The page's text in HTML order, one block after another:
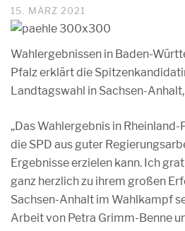
15. MÄRZ 2021
Wahlergebnissen in Baden-
Pfalz erklärt die
Landtagswahl in Sachsen-
„Das Wahlergebnis in
die SPD aus guter
Ergebnisse erzielen kann. Ich
ganz herzlich zu ihrem großen
Sachsen-Anhalt im Wahlkampf
Arbeit von Petra Grimm-Benne